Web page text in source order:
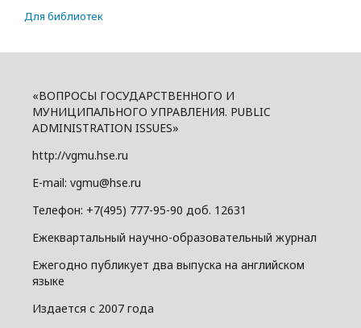
Для библиотек
«ВОПРОСЫ ГОСУДАРСТВЕННОГО И
МУНИЦИПАЛЬНОГО УПРАВЛЕНИЯ. PUBLIC
ADMINISTRATION ISSUES»
http://vgmu.hse.ru
E-mail: vgmu@hse.ru
Телефон: +7(495) 777-95-90 доб. 12631
Ежеквартальный научно-образовательный журнал
Ежегодно публикует два выпуска на английском
языке
Издается с 2007 года